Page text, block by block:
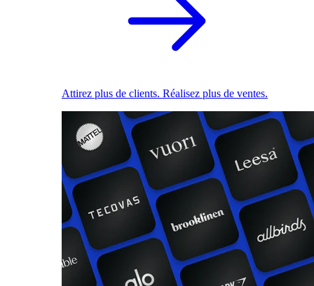
Attirez plus de clients. Réalisez plus de ventes.